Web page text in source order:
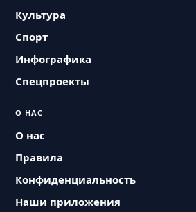
Культура
Спорт
Инфографика
Спецпроекты
О НАС
О нас
Правила
Конфиденциальность
Наши приложения